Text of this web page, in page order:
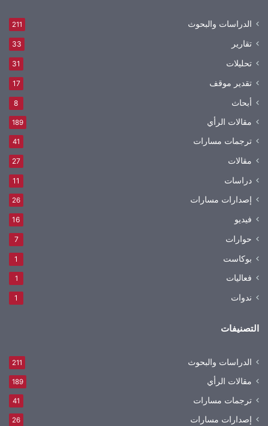
الدراسات والبحوث 211
تقارير 33
تحليلات 31
تقدير موقف 17
أبحاث 8
مقالات الرأي 189
ترجمات مسارات 41
مقالات 27
دراسات 11
إصدارات مسارات 26
فيديو 16
حوارات 7
بوكاست 1
فعاليات 1
ندوات 1
التصنيفات
الدراسات والبحوث 211
مقالات الرأي 189
ترجمات مسارات 41
إصدارات مسارات 26